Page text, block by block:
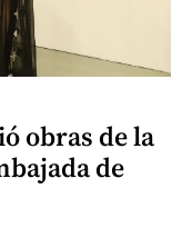
obras de la
de